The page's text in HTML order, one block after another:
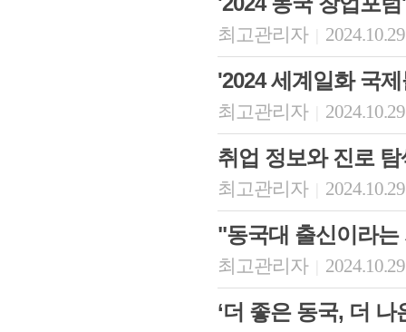
최고관리자
'2024 세계일화 국
최고관리자
취업 정보와 진로
최고관리자
"동국대 출신이라
최고관리자
‘더 좋은 동국, 더 나